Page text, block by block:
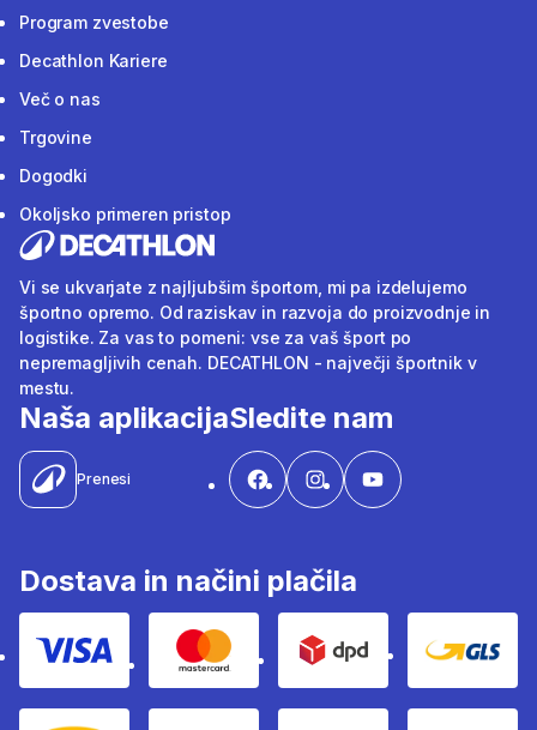
Program zvestobe
Decathlon Kariere
Več o nas
Trgovine
Dogodki
Okoljsko primeren pristop
Vi se ukvarjate z najljubšim športom, mi pa izdelujemo
športno opremo. Od raziskav in razvoja do proizvodnje in
logistike. Za vas to pomeni: vse za vaš šport po
nepremagljivih cenah. DECATHLON - največji športnik v
mestu.
Naša aplikacija
Prenesi
Sledite nam
Dostava in načini plačila
Visa Mastercard Dpd Gls